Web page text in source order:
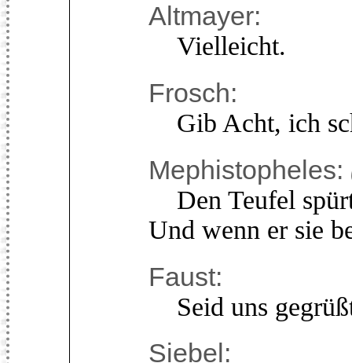
Altmayer:
Vielleicht.
Frosch:
Gib Acht, ich
Mephistopheles:
Den Teufel
Und wenn er sie
Faust:
Seid uns
Siebel: